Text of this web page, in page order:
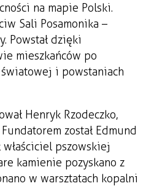
na mapie Polski.
Sali Posamonika –
Powstał dzięki
mieszkańców po
i powstaniach
Henryk Rzodeczko,
został Edmund
właściciel pszowskiej
kamienie pozyskano z
w warsztatach kopalni